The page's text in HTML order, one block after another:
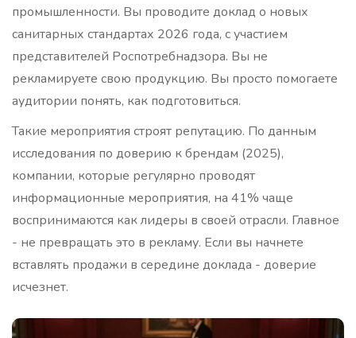
промышленности. Вы проводите доклад о новых
санитарных стандартах 2026 года, с участием
представителей Роспотребнадзора. Вы не
рекламируете свою продукцию. Вы просто помогаете
аудитории понять, как подготовиться.
Такие мероприятия строят репутацию. По данным
исследования по доверию к брендам (2025),
компании, которые регулярно проводят
информационные мероприятия, на 41% чаще
воспринимаются как лидеры в своей отрасли. Главное
- не превращать это в рекламу. Если вы начнете
вставлять продажи в середине доклада - доверие
исчезнет.